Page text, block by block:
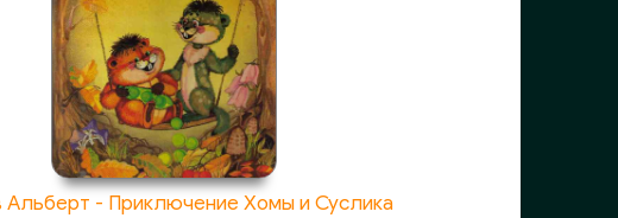
Альберт - Приключение Хомы и Суслика